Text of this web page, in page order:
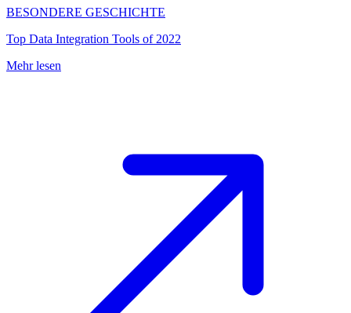
BESONDERE GESCHICHTE
Top Data Integration Tools of 2022
Mehr lesen